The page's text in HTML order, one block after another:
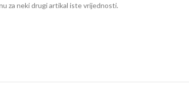
za neki drugi artikal iste vrijednosti.